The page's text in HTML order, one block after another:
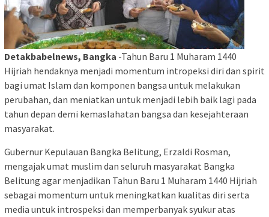
Detakbabelnews, Bangka -Tahun Baru 1 Muharam 1440
Hijriah hendaknya menjadi momentum intropeksi diri dan spirit
bagi umat Islam dan komponen bangsa untuk melakukan
perubahan, dan meniatkan untuk menjadi lebih baik lagi pada
tahun depan demi kemaslahatan bangsa dan kesejahteraan
masyarakat.
Gubernur Kepulauan Bangka Belitung, Erzaldi Rosman,
mengajak umat muslim dan seluruh masyarakat Bangka
Belitung agar menjadikan Tahun Baru 1 Muharam 1440 Hijriah
sebagai momentum untuk meningkatkan kualitas diri serta
media untuk introspeksi dan memperbanyak syukur atas